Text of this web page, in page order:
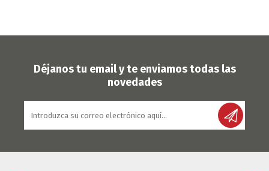
Déjanos tu email y te enviamos todas las
novedades